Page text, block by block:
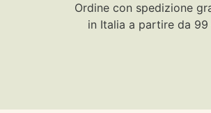
Ordine con spedizione
in Italia a partire da